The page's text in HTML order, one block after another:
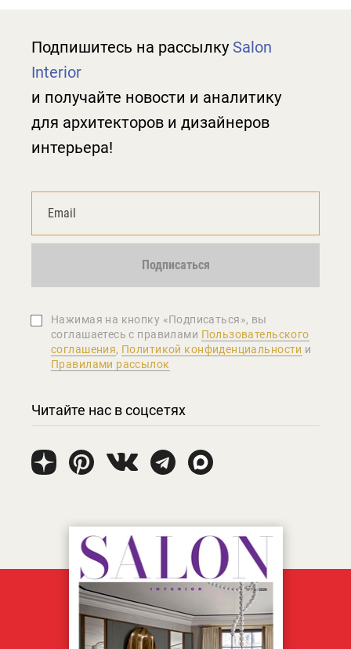
Подпишитесь на рассылку Salon
Interior
и получайте новости и аналитику
для архитекторов и дизайнеров
интерьера!
Подписаться
Нажимая на кнопку «Подписаться», вы
соглашаетеcь с правилами Пользовательского
соглашения, Политикой конфиденциальности и
Правилами рассылок
Читайте нас в соцсетях